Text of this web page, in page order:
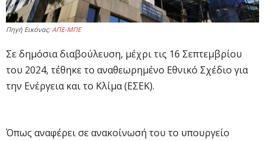
Πηγή Εικόνας:ΑΠΕ-ΜΠΕ
Σε δημόσια διαβούλευση, μέχρι τις 16 Σεπτεμβρίου
του 2024, τέθηκε το αναθεωρημένο Εθνικό Σχέδιο για
την Ενέργεια και το Κλίμα (ΕΣΕΚ).
Όπως αναφέρει σε ανακοίνωσή του το υπουργείο